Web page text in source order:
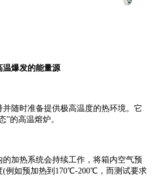
爆发的能量源
随时准备提供极高温度的热环境。它
”的高温熔炉。
加热系统会持续工作，将箱内空气预
(例如预加热到170℃-200℃，而测试要求